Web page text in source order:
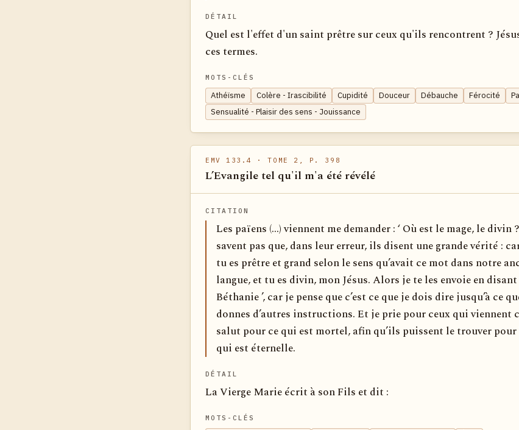
DÉTAIL
Quel est l'effet d'un saint prêtre sur ceux qu'ils rencontrent ?
ces termes.
MOTS-CLÉS
Athéïsme Colère - Irascibilité Cupidité Douceur Débauche Férocité
Sensualité - Plaisir des sens - Jouissance
EMV 133.4 · TOME 2, P. 398
L’Evangile tel qu'il m'a été révélé
CITATION
Les païens (...) viennent me demander : ‘ Où est le mage, le divin
savent pas que, dans leur erreur, ils disent une grande vérité :
tu es prêtre et grand selon le sens qu’avait ce mot dans notre
langue, et tu es divin, mon Jésus. Alors je te les envoie en disant
Béthanie ’, car je pense que c’est ce que je dois dire jusqu’à ce
donnes d’autres instructions. Et je prie pour ceux qui viennent
salut pour ce qui est mortel, afin qu’ils puissent le trouver pour
qui est éternelle.
DÉTAIL
La Vierge Marie écrit à son Fils et dit :
MOTS-CLÉS